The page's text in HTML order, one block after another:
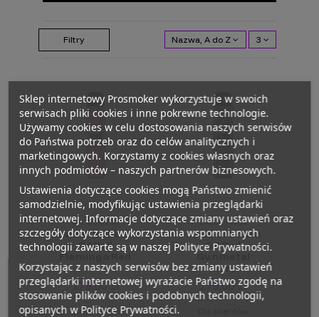
Filtry Nazwa, A do Z 3
CALIBURN G4
Uwell Caliburn
G4 Pod
Flamingo Red
179,00 zł
Dla klientów
CALIBURN G4
Uwell Caliburn
G4 Pod
Gunmetal
Grey
179,00 zł
Sklep internetowy Prosmoker wykorzystuje w swoich
serwisach pliki cookies i inne pokrewne technologie.
Używamy cookies w celu dostosowania naszych serwisów
do Państwa potrzeb oraz do celów analitycznych i
marketingowych. Korzystamy z cookies własnych oraz
innych podmiotów – naszych partnerów biznesowych.
Ustawienia dotyczące cookies mogą Państwo zmienić
samodzielnie, modyfikując ustawienia przeglądarki
internetowej. Informacje dotyczące zmiany ustawień oraz
szczegóły dotyczące wykorzystania wspomnianych
technologii zawarte są w naszej Polityce Prywatności.
Korzystając z naszych serwisów bez zmiany ustawień
przeglądarki internetowej wyrażacie Państwo zgodę na
stosowanie plików cookies i podobnych technologii,
opisanych w Polityce Prywatności.